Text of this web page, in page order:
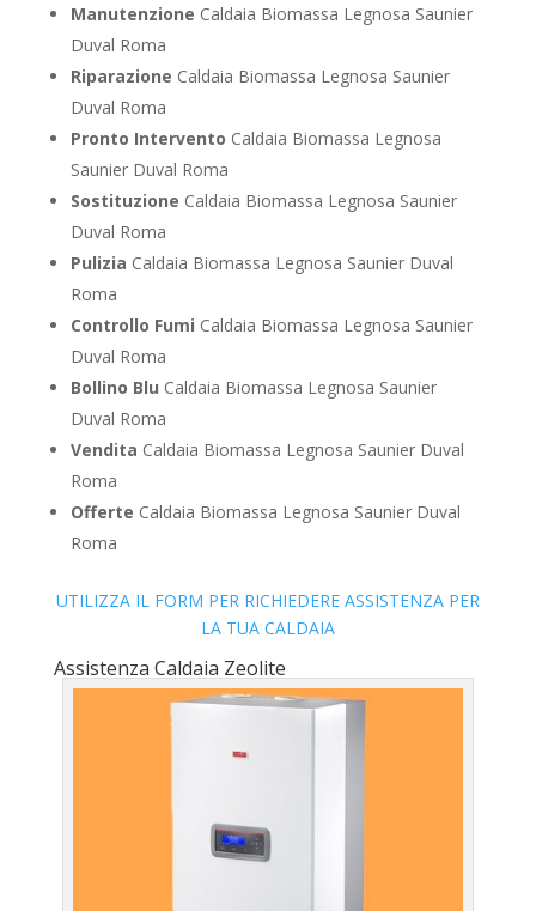
Manutenzione Caldaia Biomassa Legnosa Saunier
Duval Roma
Riparazione Caldaia Biomassa Legnosa Saunier
Duval Roma
Pronto Intervento Caldaia Biomassa Legnosa
Saunier Duval Roma
Sostituzione Caldaia Biomassa Legnosa Saunier
Duval Roma
Pulizia Caldaia Biomassa Legnosa Saunier Duval
Roma
Controllo Fumi Caldaia Biomassa Legnosa Saunier
Duval Roma
Bollino Blu Caldaia Biomassa Legnosa Saunier
Duval Roma
Vendita Caldaia Biomassa Legnosa Saunier Duval
Roma
Offerte Caldaia Biomassa Legnosa Saunier Duval
Roma
UTILIZZA IL FORM PER RICHIEDERE ASSISTENZA PER
LA TUA CALDAIA
Assistenza Caldaia Zeolite